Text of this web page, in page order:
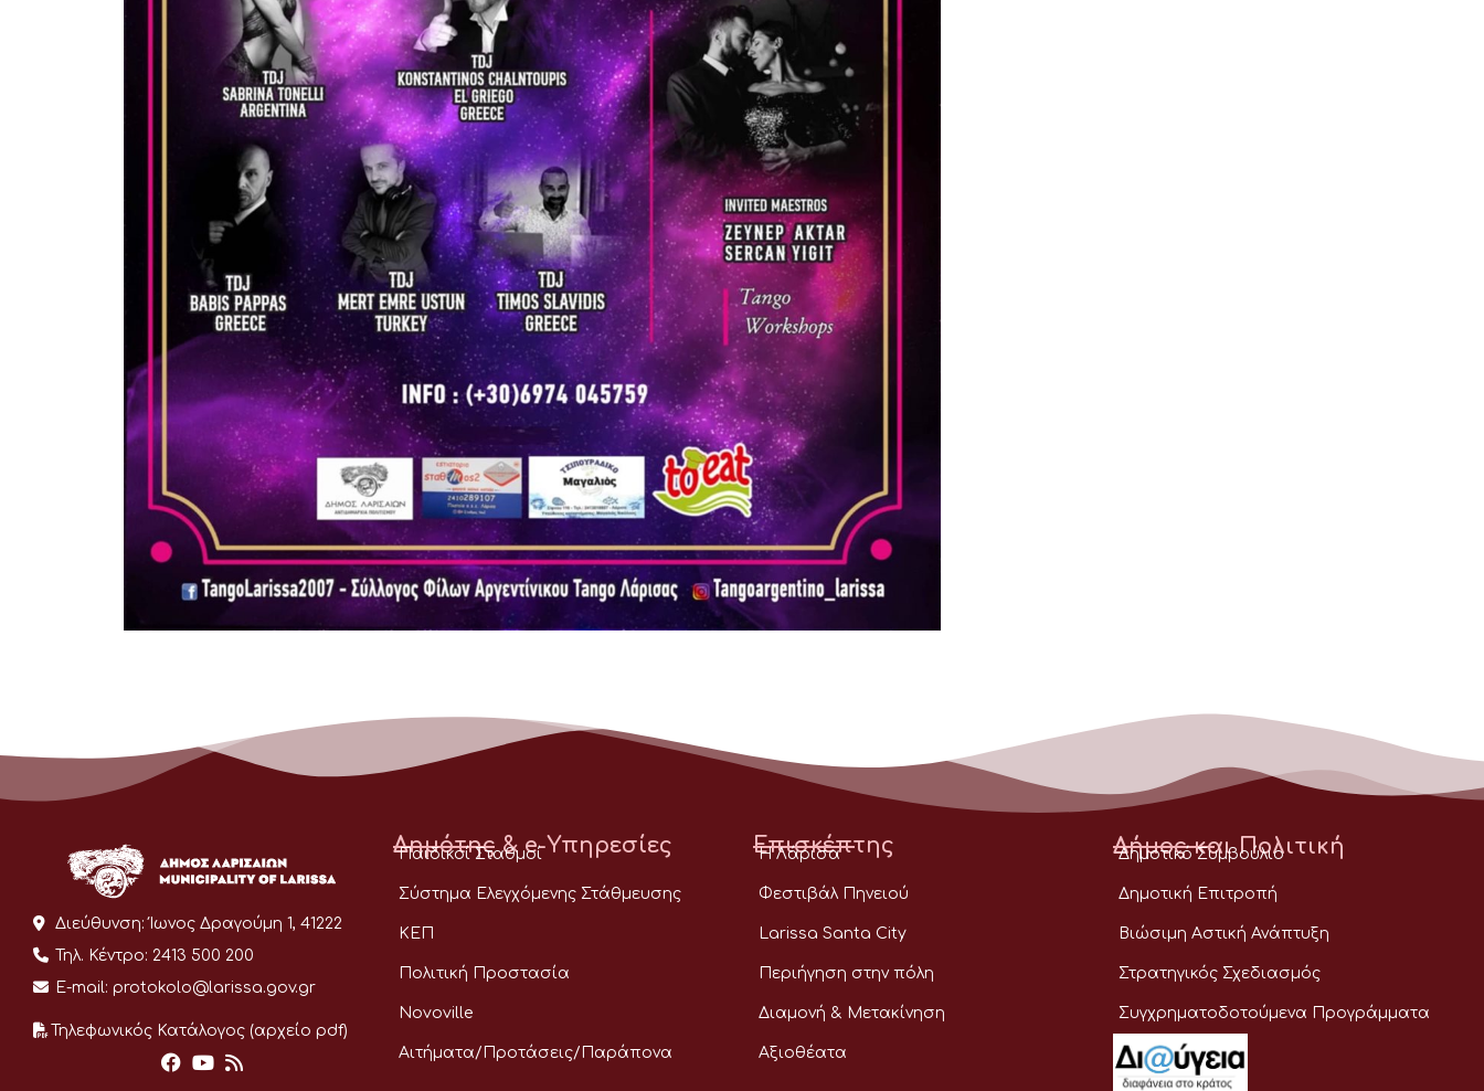
Διεύθυνση: Ίωνος Δραγούμη 1, 41222
Τηλ. Κέντρο: 2413 500 200
E-mail: protokolo@larissa.gov.gr
Τηλεφωνικός Κατάλογος (αρχείο pdf)
Δημότης & e-Υπηρεσίες
Παιδικοί Σταθμοί
Σύστημα Ελεγχόμενης Στάθμευσης
ΚΕΠ
Πολιτική Προστασία
Novoville
Αιτήματα/Προτάσεις/Παράπονα
Επισκέπτης
Η Λάρισα
Φεστιβάλ Πηνειού
Larissa Santa City
Περιήγηση στην πόλη
Διαμονή & Μετακίνηση
Αξιοθέατα
Δήμος και Πολιτική
Δημοτικό Συμβούλιο
Δημοτική Επιτροπή
Βιώσιμη Αστική Ανάπτυξη
Στρατηγικός Σχεδιασμός
Συγχρηματοδοτούμενα Προγράμματα